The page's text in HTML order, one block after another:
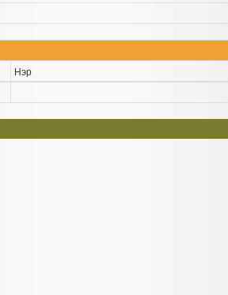
Нэр